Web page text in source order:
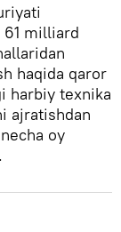
milliard
haqida qaror
harbiy texnika
ajratishdan
oy